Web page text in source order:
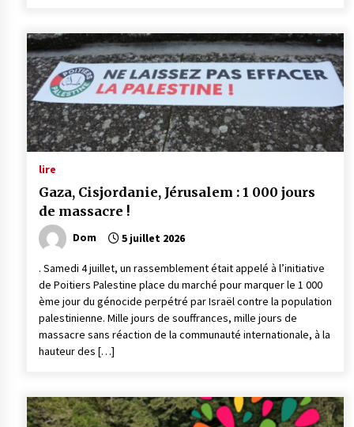
lire
Gaza, Cisjordanie, Jérusalem : 1 000 jours
de massacre !
Dom 5 juillet 2026
. Samedi 4 juillet, un rassemblement était appelé à l’initiative
de Poitiers Palestine place du marché pour marquer le 1 000
ème jour du génocide perpétré par Israël contre la population
palestinienne. Mille jours de souffrances, mille jours de
massacre sans réaction de la communauté internationale, à la
hauteur des […]